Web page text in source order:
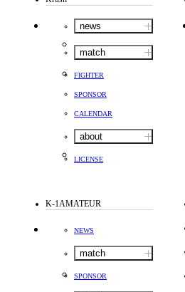
news
match
FIGHTER
SPONSOR
CALENDAR
about
LICENSE
K-1AMATEUR
NEWS
match
SPONSOR